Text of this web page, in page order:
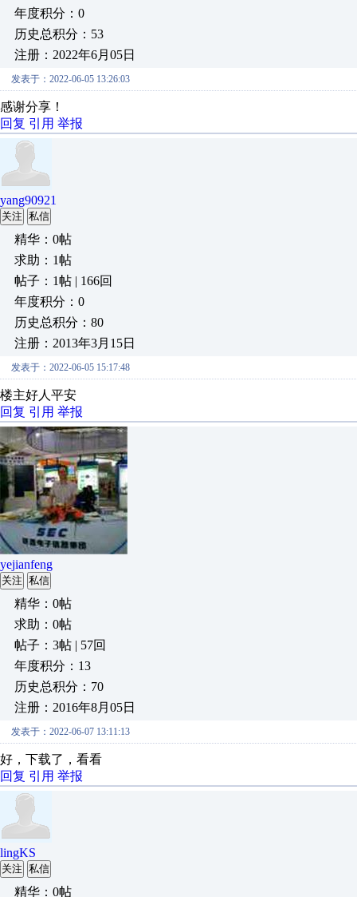
年度积分：0
历史总积分：53
注册：2022年6月05日
发表于：2022-06-05 13:26:03
感谢分享！
回复 引用 举报
yang90921
关注 私信
精华：0帖
求助：1帖
帖子：1帖 | 166回
年度积分：0
历史总积分：80
注册：2013年3月15日
发表于：2022-06-05 15:17:48
楼主好人平安
回复 引用 举报
yejianfeng
关注 私信
精华：0帖
求助：0帖
帖子：3帖 | 57回
年度积分：13
历史总积分：70
注册：2016年8月05日
发表于：2022-06-07 13:11:13
好，下载了，看看
回复 引用 举报
lingKS
关注 私信
精华：0帖